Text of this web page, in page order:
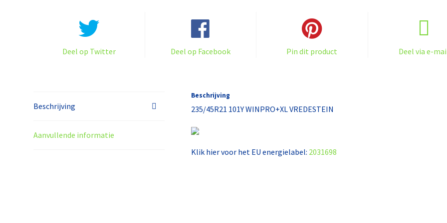
Deel op Twitter
Deel op Facebook Pin dit product Deel via e-
Beschrijving
Aanvullende informatie
Beschrijving
235/45R21 101Y WINPRO+XL VREDESTEIN
Klik hier voor het EU energielabel: 2031698